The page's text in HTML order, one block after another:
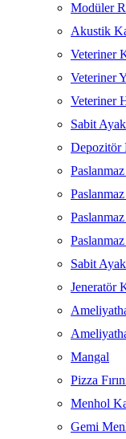
Modüler
Akustik
Veteriner
Veteriner
Veteriner
Sabit
Depozitör
Sabit
Jeneratör
Mangal
Pizza
Menhol
Gemi